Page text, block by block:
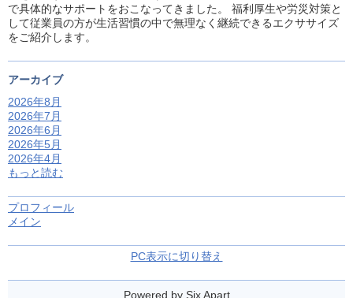
で具体的なサポートをおこなってきました。 福利厚生や労災対策と
して従業員の方が生活習慣の中で無理なく継続できるエクササイズ
をご紹介します。
アーカイブ
2026年8月
2026年7月
2026年6月
2026年5月
2026年4月
もっと読む
プロフィール
メイン
PC表示に切り替え
Powered by Six Apart